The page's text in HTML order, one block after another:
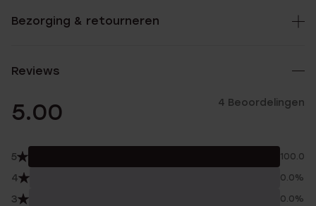
Bezorging & retourneren
Reviews
5.00 4 Beoordelingen
5 100.0%
4 0.0%
3 0.0%